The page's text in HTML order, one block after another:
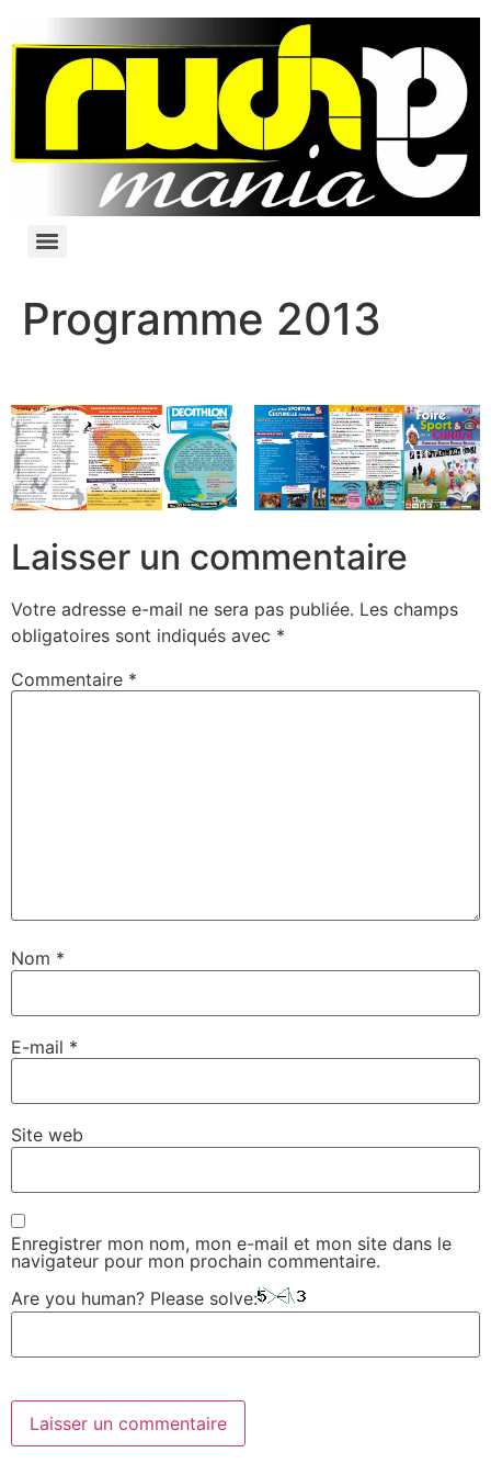
Programme 2013
Laisser un commentaire
Votre adresse e-mail ne sera pas publiée. Les champs
obligatoires sont indiqués avec *
Commentaire *
Nom *
E-mail *
Site web
Enregistrer mon nom, mon e-mail et mon site dans le
navigateur pour mon prochain commentaire.
Are you human? Please solve: